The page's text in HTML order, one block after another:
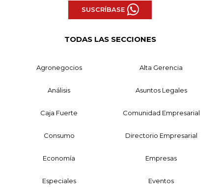
SUSCRÍBASE
TODAS LAS SECCIONES
Agronegocios Alta Gerencia
Análisis Asuntos Legales
Caja Fuerte Comunidad Empresarial
Consumo Directorio Empresarial
Economía Empresas
Especiales Eventos